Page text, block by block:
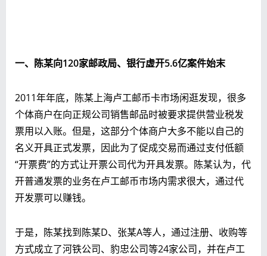
一、陈某向120家邮政局、银行虚开5.6亿案件始末
2011年年底，陈某上海卢工邮币卡市场闲逛发现，很多
个体商户在向正规公司销售邮品时被要求提供营业税发
票用以入账。但是，这部分个体商户大多不能以自己的
名义开具正式发票，因此为了促成交易而通过支付低额
“开票费”的方式让开票公司代为开具发票。陈某认为，代
开普通发票的业务在卢工邮币市场内需求很大，通过代
开发票可以赚钱。
于是，陈某找到陈某D、张某A等人，通过注册、收购等
方式成立了河铁公司、豹忠公司等24家公司，并在卢工